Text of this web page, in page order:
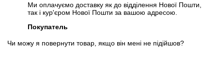
Ми оплачуємо доставку як до відділення Нової Пошти,
так і кур'єром Нової Пошти за вашою адресою.
Покупатель
Чи можу я повернути товар, якщо він мені не підійшов?